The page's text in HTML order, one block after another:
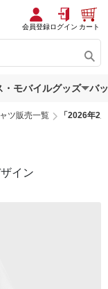
会員登録ログイン カート
・モバイルグッズ バ
ツ販売一覧 「2026年2
イン